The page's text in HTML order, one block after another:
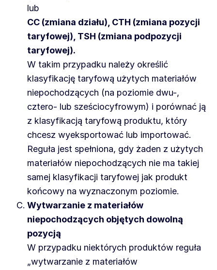
lub
CC (zmiana działu), CTH (zmiana pozycji
taryfowej), TSH (zmiana podpozycji
taryfowej).
W takim przypadku należy określić
klasyfikację taryfową użytych materiałów
niepochodzących (na poziomie dwu-,
cztero- lub sześciocyfrowym) i porównać ją
z klasyfikacją taryfową produktu, który
chcesz wyeksportować lub importować.
Reguła jest spełniona, gdy żaden z użytych
materiałów niepochodzących nie ma takiej
samej klasyfikacji taryfowej jak produkt
końcowy na wyznaczonym poziomie.
Wytwarzanie z materiałów
niepochodzących objętych dowolną
pozycją
W przypadku niektórych produktów reguła
„wytwarzanie z materiałów